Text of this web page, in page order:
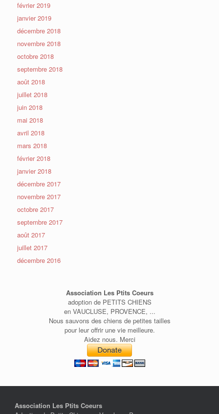
février 2019
janvier 2019
décembre 2018
novembre 2018
octobre 2018
septembre 2018
août 2018
juillet 2018
juin 2018
mai 2018
avril 2018
mars 2018
février 2018
janvier 2018
décembre 2017
novembre 2017
octobre 2017
septembre 2017
août 2017
juillet 2017
décembre 2016
Association Les Ptits Coeurs
adoption de PETITS CHIENS
en VAUCLUSE, PROVENCE, ...
Nous sauvons des chiens de petites tailles
pour leur offrir une vie meilleure.
Aidez nous. Merci
Association Les Ptits Coeurs